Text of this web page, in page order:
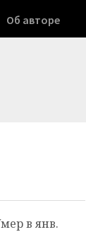
Об авторе
в янв.